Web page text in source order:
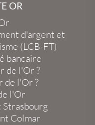
OR
d'argent et
(LCB-FT)
bancaire
de l'Or ?
de l'Or ?
l'Or
Colmar